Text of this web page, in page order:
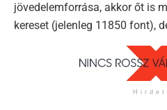
jövedelemforrása, akkor őt is
kereset (jelenleg 11850 font),